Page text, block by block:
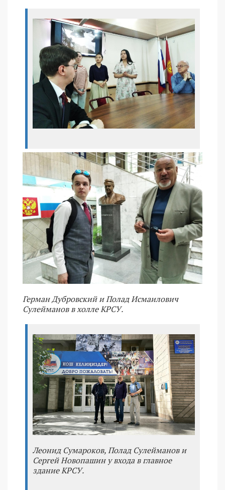
Герман Дубровский и Полад Исмаилович
Сулейманов в холле КРСУ.
Леонид Сумароков, Полад Сулейманов и
Сергей Новопашин у входа в главное
здание КРСУ.